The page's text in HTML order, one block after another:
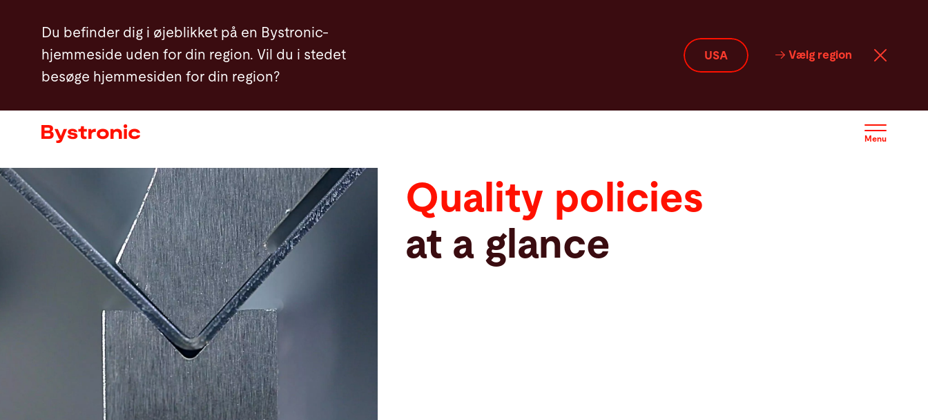
hovedindhold
Du befinder dig i øjeblikket på en Bystronic-
hjemmeside uden for din region. Vil du i stedet
besøge hjemmesiden for din region?
USA Vælg region
Menu
Maskiner og Software
Service
Newsroom
Virksomhed
Kontakt myBystronic
Quality policies
at a glance